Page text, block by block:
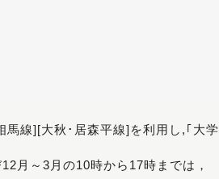
線][大秋･居森平線]を利用し,｢大学
月～3月の10時から17時までは，